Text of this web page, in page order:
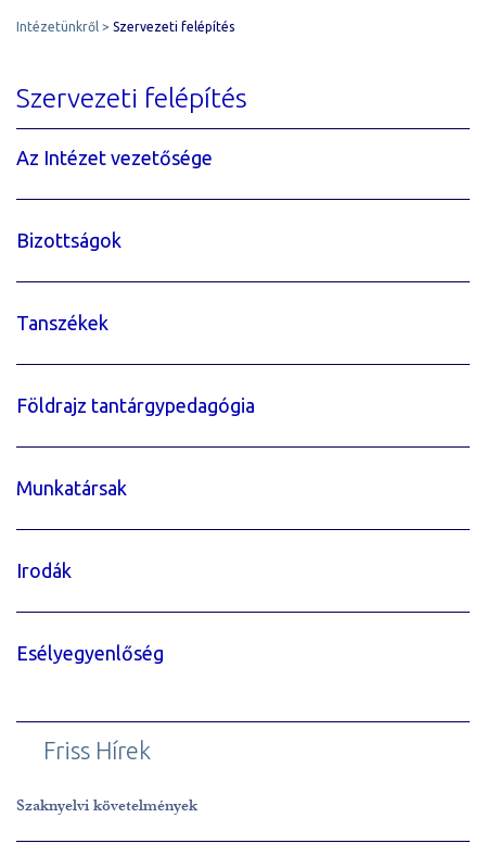
Intézetünkről Szervezeti felépítés
Szervezeti felépítés
Az Intézet vezetősége
Bizottságok
Tanszékek
Földrajz tantárgypedagógia
Munkatársak
Irodák
Esélyegyenlőség
Friss Hírek
Szaknyelvi követelmények